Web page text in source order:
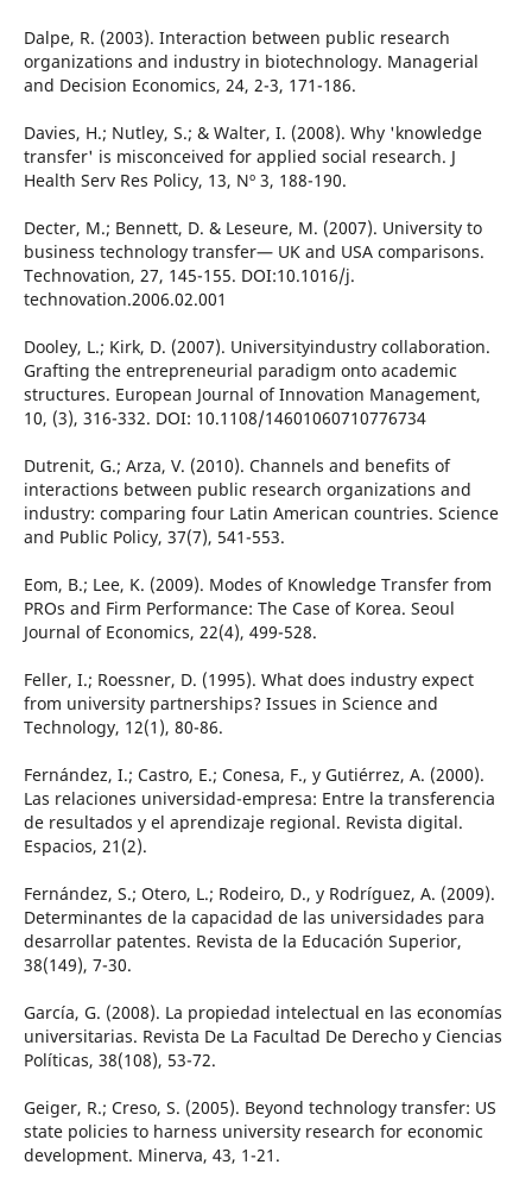
Dalpe, R. (2003). Interaction between public research
organizations and industry in biotechnology. Managerial
and Decision Economics, 24, 2-3, 171-186.
Davies, H.; Nutley, S.; & Walter, I. (2008). Why 'knowledge
transfer' is misconceived for applied social research. J
Health Serv Res Policy, 13, Nº 3, 188-190.
Decter, M.; Bennett, D. & Leseure, M. (2007). University to
business technology transfer— UK and USA comparisons.
Technovation, 27, 145-155. DOI:10.1016/j.
technovation.2006.02.001
Dooley, L.; Kirk, D. (2007). Universityindustry collaboration.
Grafting the entrepreneurial paradigm onto academic
structures. European Journal of Innovation Management,
10, (3), 316-332. DOI: 10.1108/14601060710776734
Dutrenit, G.; Arza, V. (2010). Channels and benefits of
interactions between public research organizations and
industry: comparing four Latin American countries. Science
and Public Policy, 37(7), 541-553.
Eom, B.; Lee, K. (2009). Modes of Knowledge Transfer from
PROs and Firm Performance: The Case of Korea. Seoul
Journal of Economics, 22(4), 499-528.
Feller, I.; Roessner, D. (1995). What does industry expect
from university partnerships? Issues in Science and
Technology, 12(1), 80-86.
Fernández, I.; Castro, E.; Conesa, F., y Gutiérrez, A. (2000).
Las relaciones universidad-empresa: Entre la transferencia
de resultados y el aprendizaje regional. Revista digital.
Espacios, 21(2).
Fernández, S.; Otero, L.; Rodeiro, D., y Rodríguez, A. (2009).
Determinantes de la capacidad de las universidades para
desarrollar patentes. Revista de la Educación Superior,
38(149), 7-30.
García, G. (2008). La propiedad intelectual en las economías
universitarias. Revista De La Facultad De Derecho y Ciencias
Políticas, 38(108), 53-72.
Geiger, R.; Creso, S. (2005). Beyond technology transfer: US
state policies to harness university research for economic
development. Minerva, 43, 1-21.